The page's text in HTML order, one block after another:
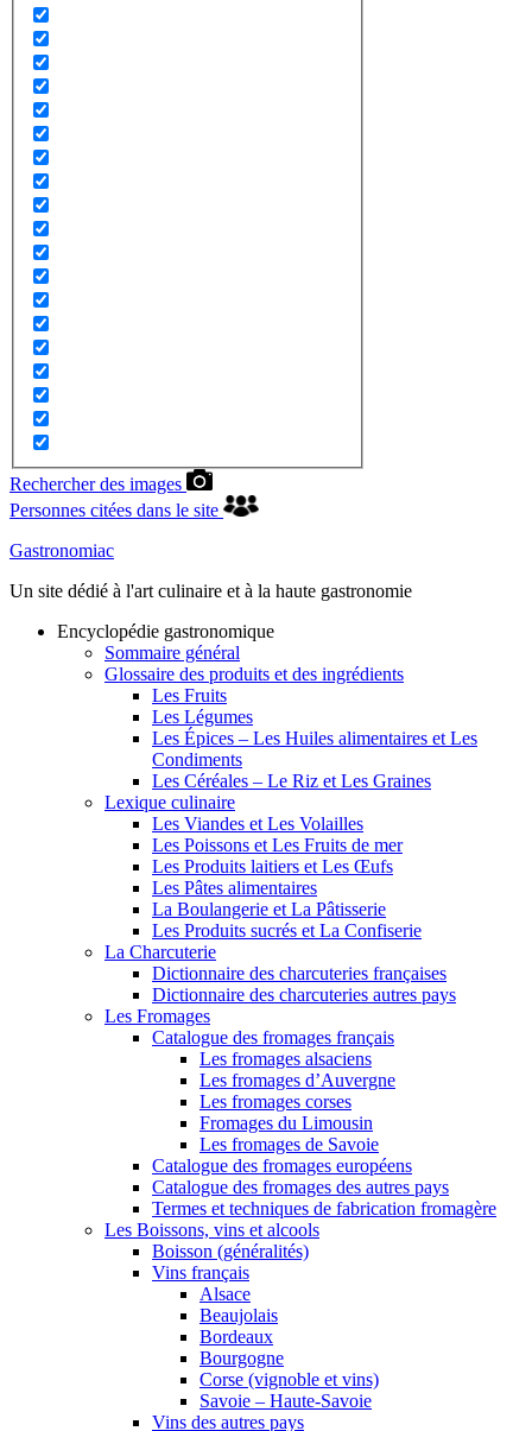
Rechercher des images
Personnes citées dans le site
Gastronomiac
Un site dédié à l'art culinaire et à la haute gastronomie
Encyclopédie gastronomique
Sommaire général
Glossaire des produits et des ingrédients
Les Fruits
Les Légumes
Les Épices – Les Huiles alimentaires et Les
Condiments
Les Céréales – Le Riz et Les Graines
Lexique culinaire
Les Viandes et Les Volailles
Les Poissons et Les Fruits de mer
Les Produits laitiers et Les Œufs
Les Pâtes alimentaires
La Boulangerie et La Pâtisserie
Les Produits sucrés et La Confiserie
La Charcuterie
Dictionnaire des charcuteries françaises
Dictionnaire des charcuteries autres pays
Les Fromages
Catalogue des fromages français
Les fromages alsaciens
Les fromages d’Auvergne
Les fromages corses
Fromages du Limousin
Les fromages de Savoie
Catalogue des fromages européens
Catalogue des fromages des autres pays
Termes et techniques de fabrication fromagère
Les Boissons, vins et alcools
Boisson (généralités)
Vins français
Alsace
Beaujolais
Bordeaux
Bourgogne
Corse (vignoble et vins)
Savoie – Haute-Savoie
Vins des autres pays